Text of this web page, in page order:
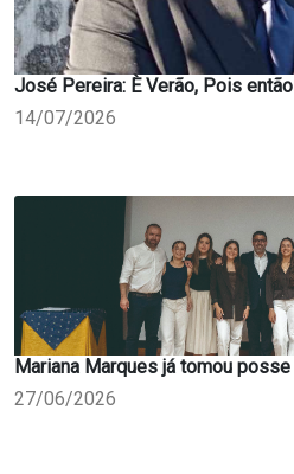
José Pereira: È Verão, Pois então
14/07/2026
Mariana Marques já tomou posse
27/06/2026